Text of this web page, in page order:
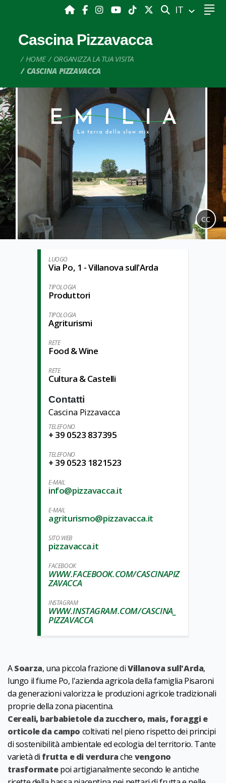
CERCA
IT
Cascina Pizzavacca
HOME
ORGANIZZA LA TUA VISITA
CASCINA PIZZAVACCA
CC
LUOGO
Via Po, 1 - Villanova sull'Arda
TIPOLOGIA
Produttori
TIPOLOGIA
Agriturismi
RETE
Food & Wine
RETE
Cultura & Castelli
Contatti
Cascina Pizzavacca
TELEFONO
+ 39 0523 837395
TELEFONO
+ 39 0523 1821523
E-MAIL
info@pizzavacca.it
E-MAIL
agriturismo@pizzavacca.it
SITO WEB
pizzavacca.it
FACEBOOK
WWW.FACEBOOK.COM/CASCINAPIZ
ZAVACCA
INSTAGRAM
WWW.INSTAGRAM.COM/CASCINA_
PIZZAVACCA
ASoarza, una piccola frazione diVillanova sull'Arda,
lungo il fiume Po, l'azienda agricola della famiglia Pisaroni
da generazioni valorizza le produzioni agricole tradizionali
proprie della zona piacentina.
Cereali, barbabietole da zucchero, mais, foraggi e
orticole da campo coltivati nel pieno rispetto dei principi
di sostenibilità ambientale ed ecologia del territorio. Tante
varietà di frutta e di verdurache vengono
trasformatepoi artigianalmente secondo le antiche